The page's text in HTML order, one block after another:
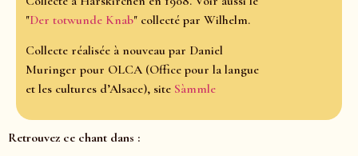
"Der totwunde Knab" collecté par Wilhelm.
Collecte réalisée à nouveau par Daniel
Muringer pour OLCA (Office pour la langue
et les cultures d’Alsace), site Sàmmle
Retrouvez ce chant dans :